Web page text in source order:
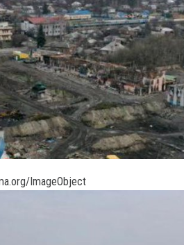
ImageObject